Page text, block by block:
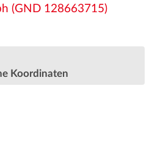
(GND 128663715)
Koordinaten